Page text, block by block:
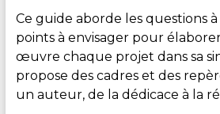
Ce guide aborde les questions
points à envisager pour
œuvre chaque projet dans sa
propose des cadres et des
un auteur, de la dédicace à la